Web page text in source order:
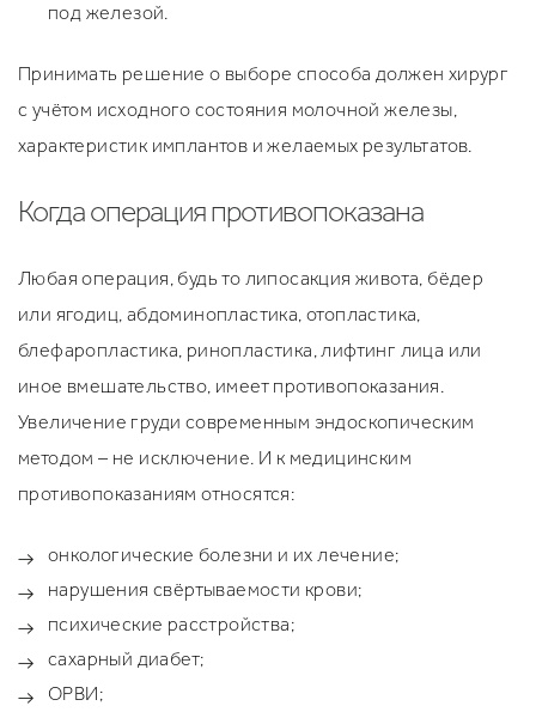
под железой.
Принимать решение о выборе способа должен хирург
с учётом исходного состояния молочной железы,
характеристик имплантов и желаемых результатов.
Когда операция противопоказана
Любая операция, будь то липосакция живота, бёдер
или ягодиц, абдоминопластика, отопластика,
блефаропластика, ринопластика, лифтинг лица или
иное вмешательство, имеет противопоказания.
Увеличение груди современным эндоскопическим
методом – не исключение. И к медицинским
противопоказаниям относятся:
онкологические болезни и их лечение;
нарушения свёртываемости крови;
психические расстройства;
сахарный диабет;
ОРВИ;